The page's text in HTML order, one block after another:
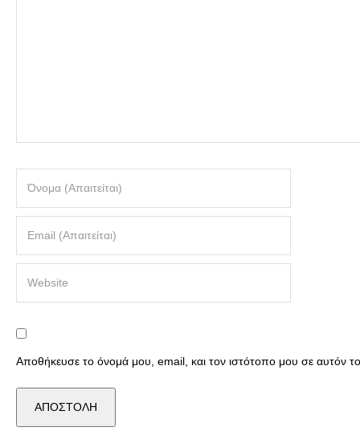
Αποθήκευσε το όνομά μου, email, και τον ιστότοπο μου σε αυτόν